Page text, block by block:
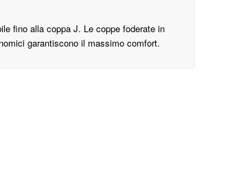
fino alla coppa J. Le coppe foderate in
garantiscono il massimo comfort.